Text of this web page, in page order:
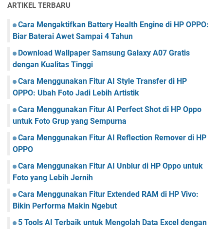
ARTIKEL TERBARU
Cara Mengaktifkan Battery Health Engine di HP OPPO:
Biar Baterai Awet Sampai 4 Tahun
Download Wallpaper Samsung Galaxy A07 Gratis
dengan Kualitas Tinggi
Cara Menggunakan Fitur AI Style Transfer di HP
OPPO: Ubah Foto Jadi Lebih Artistik
Cara Menggunakan Fitur AI Perfect Shot di HP Oppo
untuk Foto Grup yang Sempurna
Cara Menggunakan Fitur AI Reflection Remover di HP
OPPO
Cara Menggunakan Fitur AI Unblur di HP Oppo untuk
Foto yang Lebih Jernih
Cara Menggunakan Fitur Extended RAM di HP Vivo:
Bikin Performa Makin Ngebut
5 Tools AI Terbaik untuk Mengolah Data Excel dengan